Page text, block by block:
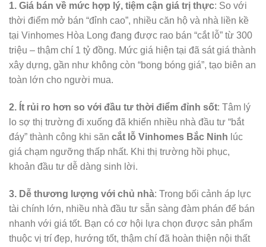
1. Giá bán về mức hợp lý, tiệm cận giá trị thực: So với
thời điểm mở bán “đỉnh cao”, nhiều căn hộ và nhà liền kề
tại Vinhomes Hòa Long đang được rao bán “cắt lỗ” từ 300
triệu – thậm chí 1 tỷ đồng. Mức giá hiện tại đã sát giá thành
xây dựng, gần như không còn “bong bóng giá”, tạo biên an
toàn lớn cho người mua.
2. Ít rủi ro hơn so với đầu tư thời điểm đỉnh sốt: Tâm lý
lo sợ thị trường đi xuống đã khiến nhiều nhà đầu tư “bắt
đáy” thành công khi săn cắt lỗ Vinhomes Bắc Ninh lúc
giá chạm ngưỡng thấp nhất. Khi thị trường hồi phục,
khoản đầu tư dễ dàng sinh lời.
3. Dễ thương lượng với chủ nhà: Trong bối cảnh áp lực
tài chính lớn, nhiều nhà đầu tư sẵn sàng đàm phán để bán
nhanh với giá tốt. Bạn có cơ hội lựa chọn được sản phẩm
thuộc vị trí đẹp, hướng tốt, thậm chí đã hoàn thiện nội thất